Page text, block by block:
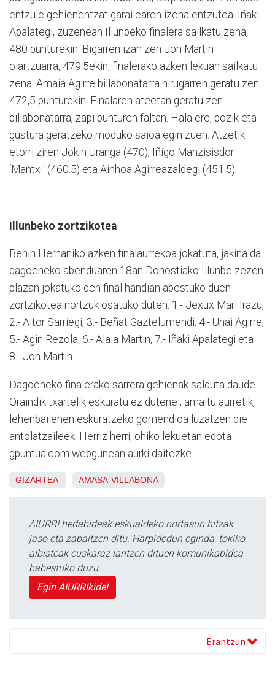
entzule gehienentzat garailearen izena entzutea: Iñaki
Apalategi, zuzenean Illunbeko finalera sailkatu zena,
480 punturekin. Bigarren izan zen Jon Martin
oiartzuarra, 479.5ekin, finalerako azken lekuan sailkatu
zena. Amaia Agirre billabonatarra hirugarren geratu zen
472,5 punturekin. Finalaren ateetan geratu zen
billabonatarra, zapi punturen faltan. Hala ere, pozik eta
gustura geratzeko moduko saioa egin zuen. Atzetik
etorri ziren Jokin Uranga (470), Iñigo Manzisisdor
‘Mantxi' (460.5) eta Ainhoa Agirreazaldegi (451.5).
Illunbeko zortzikotea
Behin Hernaniko azken finalaurrekoa jokatuta, jakina da
dagoeneko abenduaren 18an Donostiako Illunbe zezen
plazan jokatuko den final handian abestuko duen
zortzikotea nortzuk osatuko duten: 1.- Jexux Mari Irazu,
2.- Aitor Sarriegi, 3.- Beñat Gaztelumendi, 4.- Unai Agirre,
5.- Agin Rezola, 6.- Alaia Martin, 7.- Iñaki Apalategi eta
8.- Jon Martin.
Dagoeneko finalerako sarrera gehienak salduta daude.
Oraindik txartelik eskuratu ez dutenei, amaitu aurretik,
lehenbailehen eskuratzeko gomendioa luzatzen die
antolatzaileek. Herriz herri, ohiko lekuetan edota
gpuntua.com webgunean aurki daitezke.
GIZARTEA AMASA-VILLABONA
AIURRI hedabideak eskualdeko nortasun hitzak
jaso eta zabaltzen ditu. Harpidedun eginda, tokiko
albisteak euskaraz lantzen dituen komunikabidea
babestuko duzu.
Egin AIURRIkide!
Erantzun